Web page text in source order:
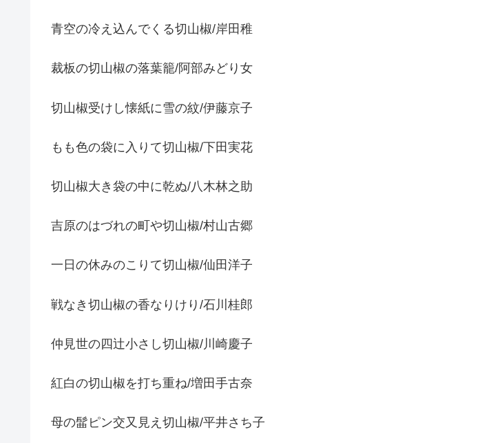
青空の冷え込んでくる切山椒/岸田稚
裁板の切山椒の落葉籠/阿部みどり女
切山椒受けし懐紙に雪の紋/伊藤京子
もも色の袋に入りて切山椒/下田実花
切山椒大き袋の中に乾ぬ/八木林之助
吉原のはづれの町や切山椒/村山古郷
一日の休みのこりて切山椒/仙田洋子
戦なき切山椒の香なりけり/石川桂郎
仲見世の四辻小さし切山椒/川崎慶子
紅白の切山椒を打ち重ね/増田手古奈
母の髷ピン交又見え切山椒/平井さち子